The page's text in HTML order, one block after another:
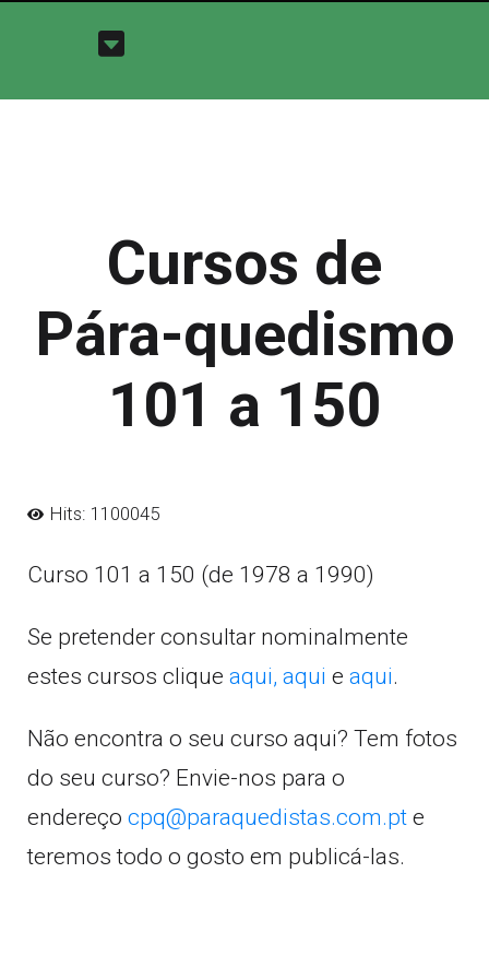
Cursos de
Pára-quedismo
101 a 150
Hits: 1100045
Curso 101 a 150 (de 1978 a 1990)
Se pretender consultar nominalmente
estes cursos clique aqui, aqui e aqui.
Não encontra o seu curso aqui? Tem fotos
do seu curso? Envie-nos para o
endereço cpq@paraquedistas.com.pt e
teremos todo o gosto em publicá-las.